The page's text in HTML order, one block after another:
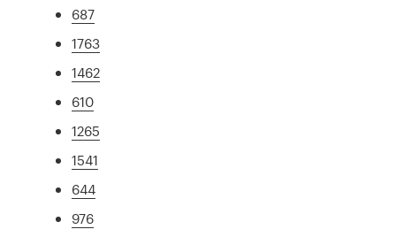
687
1763
1462
610
1265
1541
644
976